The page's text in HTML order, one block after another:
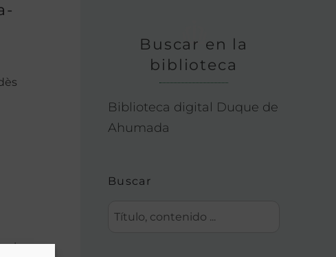
Buscar en la
biblioteca
Biblioteca digital Duque de
Ahumada
Buscar